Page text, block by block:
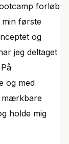
forløb
første
og
jeg deltaget
og med
mærkbare
holde mig